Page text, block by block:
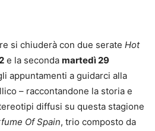
si chiuderà con due serate Hot
e la seconda martedì 29
appuntamenti a guidarci alla
– raccontandone la storia e
diffusi su questa stagione
Of Spain, trio composto da